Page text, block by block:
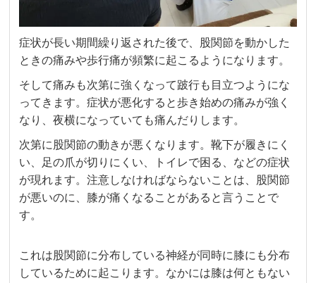
症状が長い期間繰り返された後で、股関節を動かした
ときの痛みや歩行痛が頻繁に起こるようになります。
そして痛みも次第に強くなって跛行も目立つようにな
ってきます。症状が悪化すると歩き始めの痛みが強く
なり、夜横になっていても痛んだりします。
次第に股関節の動きが悪くなります。靴下が履きにく
い、足の爪が切りにくい、トイレで困る、などの症状
が現れます。注意しなければならないことは、股関節
が悪いのに、膝が痛くなることがあると言うことで
す。
これは股関節に分布している神経が同時に膝にも分布
しているために起こります。なかには膝は何ともない